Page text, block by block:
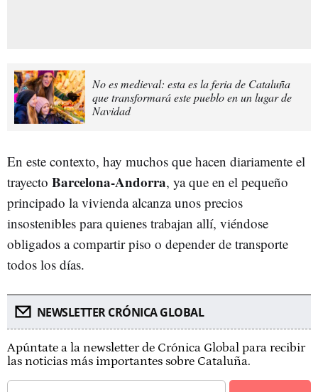
No es medieval: esta es la feria de Cataluña
que transformará este pueblo en un lugar de
Navidad
En este contexto, hay muchos que hacen diariamente el
trayecto Barcelona-Andorra, ya que en el pequeño
principado la vivienda alcanza unos precios
insostenibles para quienes trabajan allí, viéndose
obligados a compartir piso o depender de transporte
todos los días.
NEWSLETTER CRÓNICA GLOBAL
Apúntate a la newsletter de Crónica Global para recibir
las noticias más importantes sobre Cataluña.